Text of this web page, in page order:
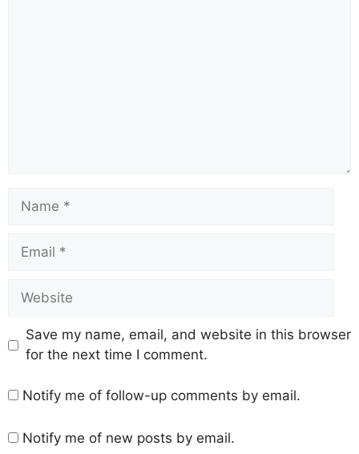
Save my name, email, and website in this browser
for the next time I comment.
Notify me of follow-up comments by email.
Notify me of new posts by email.